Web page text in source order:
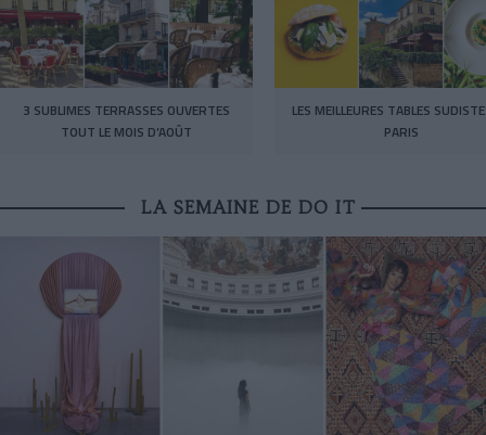
3 SUBLIMES TERRASSES OUVERTES
TOUT LE MOIS D’AOÛT
LES MEILLEURES TABLES
PARIS
LA SEMAINE DE DO IT